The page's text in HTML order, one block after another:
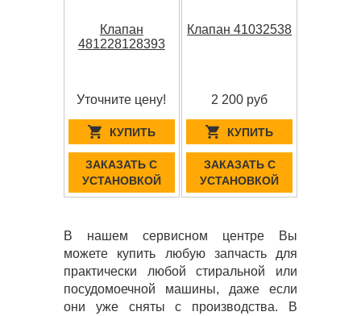
Клапан
481228128393
Уточните цену!
КУПИТЬ
ЗАКАЗАТЬ С
УСТАНОВКОЙ
Клапан 41032538
2 200 руб
КУПИТЬ
ЗАКАЗАТЬ С
УСТАНОВКОЙ
В нашем сервисном центре Вы
можете купить любую запчасть для
практически любой стиральной или
посудомоечной машины, даже если
они уже сняты с производства. В